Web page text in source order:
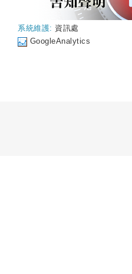
系統維護: 資訊處
GoogleAnalytics